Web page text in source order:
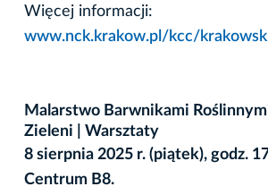
Więcej informacji:
www.nck.krakow.pl/kcc/
Malarstwo Barwnikami
Zieleni | Warsztaty
8 sierpnia 2025 r. (piątek), godz.
Centrum B8.